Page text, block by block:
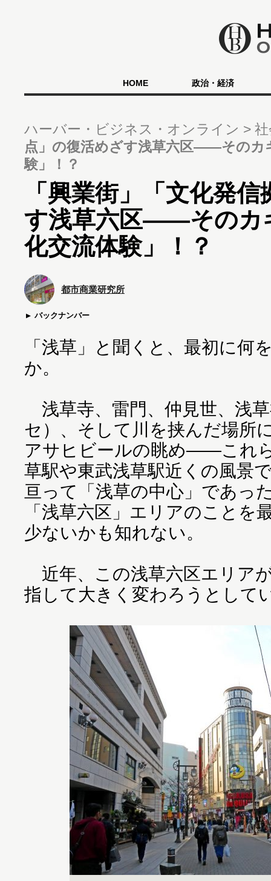
HOME 政治・経済
ハーバー・ビジネス・オンライン
点」の復活めざす浅草六区――そのカ
験」！？
「興業街」「文化発
す浅草六区――そのカ
化交流体験」！？
都市商業研究所
バックナンバー
「浅草」と聞くと、最初に何
か。
浅草寺、雷門、仲見世、浅
セ）、そして川を挟んだ場所
アサヒビールの眺め――これ
草駅や東武浅草駅近くの風景
亘って「浅草の中心」であっ
「浅草六区」エリアのことを
少ないかも知れない。
近年、この浅草六区エリア
指して大きく変わろうとして